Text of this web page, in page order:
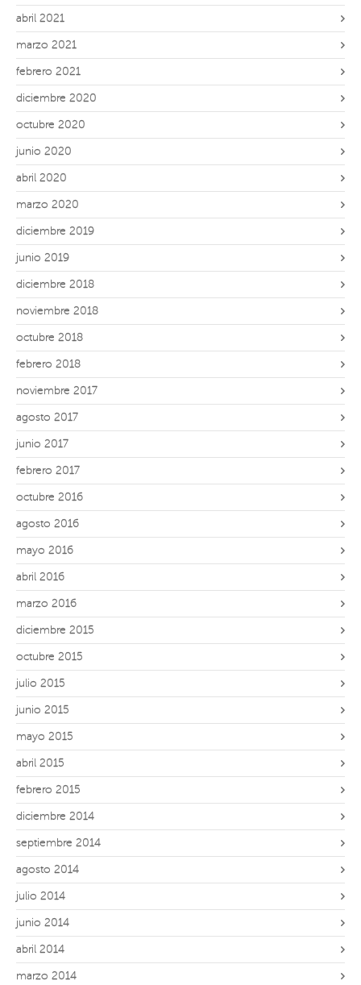
abril 2021
marzo 2021
febrero 2021
diciembre 2020
octubre 2020
junio 2020
abril 2020
marzo 2020
diciembre 2019
junio 2019
diciembre 2018
noviembre 2018
octubre 2018
febrero 2018
noviembre 2017
agosto 2017
junio 2017
febrero 2017
octubre 2016
agosto 2016
mayo 2016
abril 2016
marzo 2016
diciembre 2015
octubre 2015
julio 2015
junio 2015
mayo 2015
abril 2015
febrero 2015
diciembre 2014
septiembre 2014
agosto 2014
julio 2014
junio 2014
abril 2014
marzo 2014